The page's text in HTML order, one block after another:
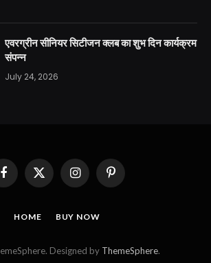
एवरग्रीन सीनियर सिटीजन क्लब का शुभ दिन कार्यक्रम
संपन्न
July 24, 2026
FacebookX
InstagramPinterest
HOME BUY NOW
Designed by ThemeSphere.